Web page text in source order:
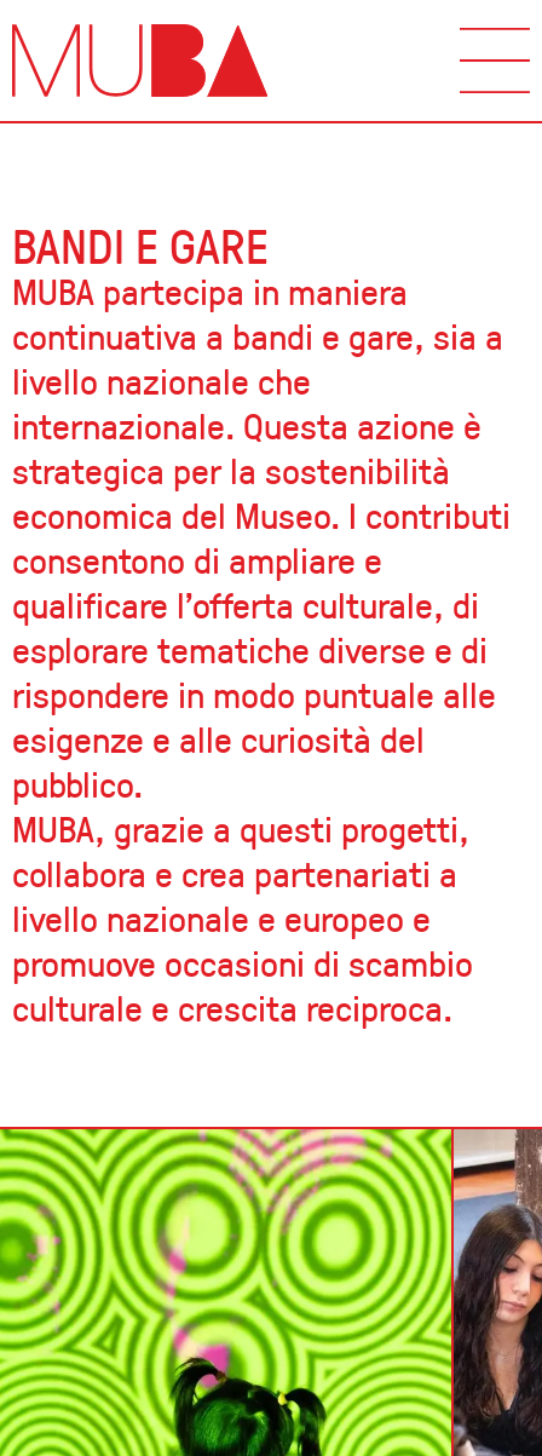
BANDI E GARE
MUBA partecipa in maniera
continuativa a bandi e gare, sia a
livello nazionale che
internazionale. Questa azione è
strategica per la sostenibilità
economica del Museo. I contributi
consentono di ampliare e
qualificare l'offerta culturale, di
esplorare tematiche diverse e di
rispondere in modo puntuale alle
esigenze e alle curiosità del
pubblico.
MUBA, grazie a questi progetti,
collabora e crea partenariati a
livello nazionale e europeo e
promuove occasioni di scambio
culturale e crescita reciproca.